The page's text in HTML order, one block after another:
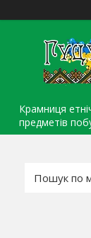
Крамниця
предметів